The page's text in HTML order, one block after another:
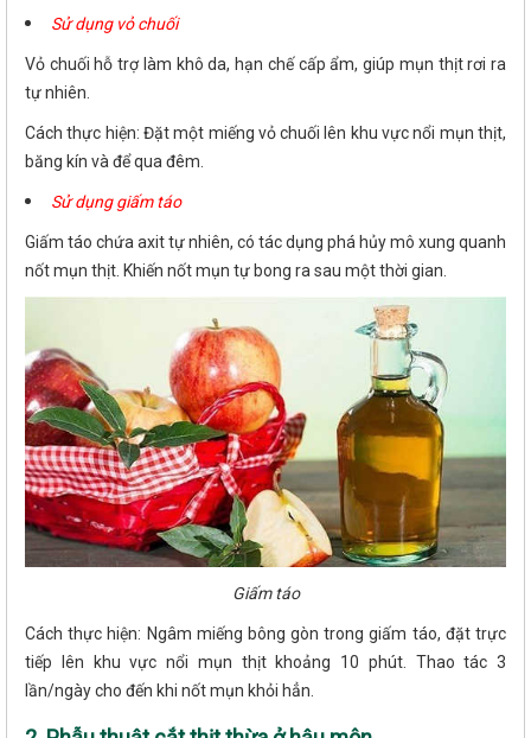
Sử dụng vỏ chuối
Vỏ chuối hỗ trợ làm khô da, hạn chế cấp ẩm, giúp mụn thịt rơi ra
tự nhiên.
Cách thực hiện: Đặt một miếng vỏ chuối lên khu vực nổi mụn thịt,
băng kín và để qua đêm.
Sử dụng giấm táo
Giấm táo chứa axit tự nhiên, có tác dụng phá hủy mô xung quanh
nốt mụn thịt. Khiến nốt mụn tự bong ra sau một thời gian.
Giấm táo
Cách thực hiện: Ngâm miếng bông gòn trong giấm táo, đặt trực
tiếp lên khu vực nổi mụn thịt khoảng 10 phút. Thao tác 3
lần/ngày cho đến khi nốt mụn khỏi hẳn.